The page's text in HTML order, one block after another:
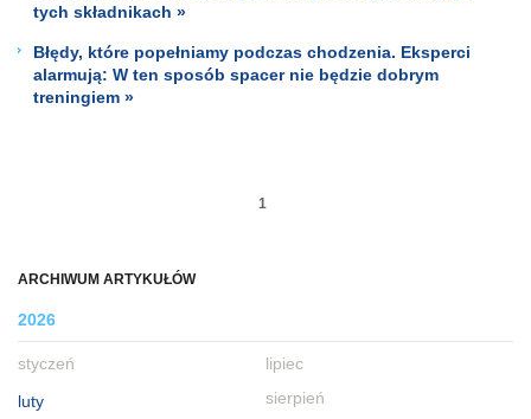
ARCHIWUM ARTYKUŁÓW
2026
styczeń
luty
lipiec
sierpień
tych składnikach »
Błędy, które popełniamy podczas chodzenia. Eksperci
alarmują: W ten sposób spacer nie będzie dobrym
treningiem »
1